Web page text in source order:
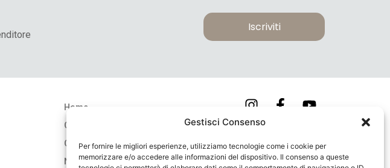
Gestisci Consenso
Per fornire le migliori esperienze, utilizziamo tecnologie come i cookie per
memorizzare e/o accedere alle informazioni del dispositivo. Il consenso a queste
Iscriviti
Home
Chi Siamo
Cataloghi
Negozi
COOKIE POLICY
PRIVACY POLICY